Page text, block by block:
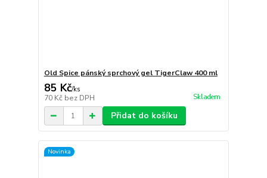
Old Spice pánský sprchový gel TigerClaw 400 ml
85 Kč/ks
70 Kč bez DPH Skladem
Přidat do košíku
Novinka